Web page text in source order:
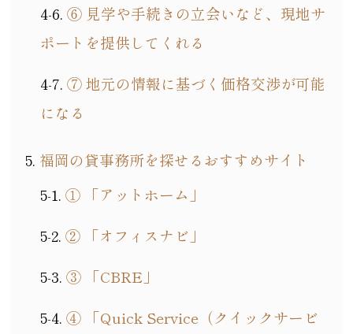
⑥ 見学や手続きの立会いなど、現地サ
ポートを提供してくれる
⑦ 地元の情報に基づく価格交渉が可能
になる
福岡の貸事務所を探せるおすすめサイト
① 「アットホーム」
② 「オフィスナビ」
③ 「CBRE」
④ 「Quick Service（クイックサービ